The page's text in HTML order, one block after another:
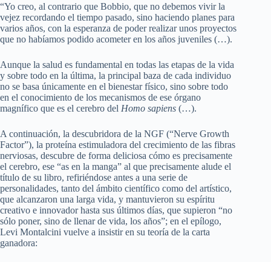
“Yo creo, al contrario que Bobbio, que no debemos vivir la
vejez recordando el tiempo pasado, sino haciendo planes para
varios años, con la esperanza de poder realizar unos proyectos
que no habíamos podido acometer en los años juveniles (…).
Aunque la salud es fundamental en todas las etapas de la vida
y sobre todo en la última, la principal baza de cada individuo
no se basa únicamente en el bienestar físico, sino sobre todo
en el conocimiento de los mecanismos de ese órgano
magnífico que es el cerebro del Homo sapiens (…).
A continuación, la descubridora de la NGF (“Nerve Growth
Factor”), la proteína estimuladora del crecimiento de las fibras
nerviosas, descubre de forma deliciosa cómo es precisamente
el cerebro, ese “as en la manga” al que precisamente alude el
título de su libro, refiriéndose antes a una serie de
personalidades, tanto del ámbito científico como del artístico,
que alcanzaron una larga vida, y mantuvieron su espíritu
creativo e innovador hasta sus últimos días, que supieron “no
sólo poner, sino de llenar de vida, los años”; en el epílogo,
Levi Montalcini vuelve a insistir en su teoría de la carta
ganadora: